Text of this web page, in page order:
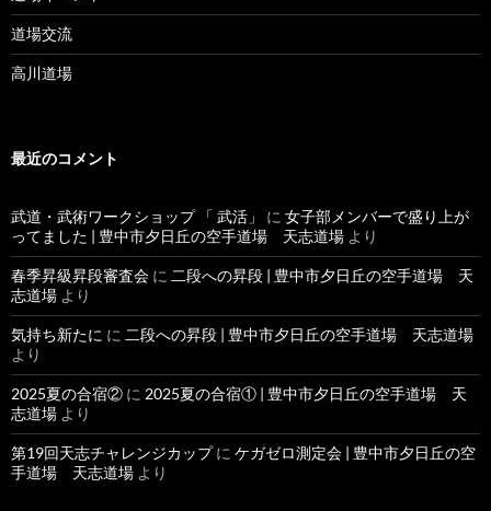
道場交流
高川道場
最近のコメント
武道・武術ワークショップ 「 武活」 に 女子部メンバーで盛り上が
ってました | 豊中市夕日丘の空手道場 天志道場 より
春季昇級昇段審査会 に 二段への昇段 | 豊中市夕日丘の空手道場 天
志道場 より
気持ち新たに に 二段への昇段 | 豊中市夕日丘の空手道場 天志道場
より
2025夏の合宿② に 2025夏の合宿① | 豊中市夕日丘の空手道場 天
志道場 より
第19回天志チャレンジカップに ケガゼロ測定会 | 豊中市夕日丘の空
手道場 天志道場 より